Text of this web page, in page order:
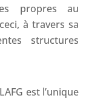
propres au
à travers sa
structures
est l’unique